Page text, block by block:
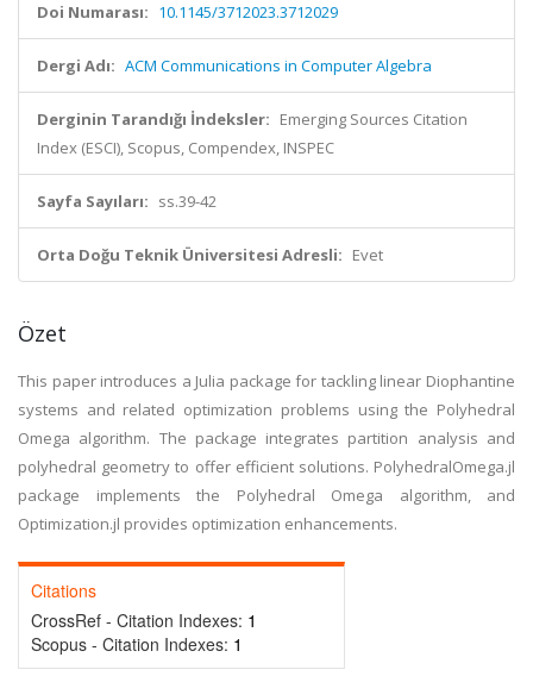
Doi Numarası: 10.1145/3712023.3712029
Dergi Adı: ACM Communications in Computer Algebra
Derginin Tarandığı İndeksler: Emerging Sources Citation
Index (ESCI), Scopus, Compendex, INSPEC
Sayfa Sayıları: ss.39-42
Orta Doğu Teknik Üniversitesi Adresli: Evet
Özet
This paper introduces a Julia package for tackling linear Diophantine
systems and related optimization problems using the Polyhedral
Omega algorithm. The package integrates partition analysis and
polyhedral geometry to offer efficient solutions. PolyhedralOmega.jl
package implements the Polyhedral Omega algorithm, and
Optimization.jl provides optimization enhancements.
Citations
CrossRef - Citation Indexes: 1
Scopus - Citation Indexes: 1